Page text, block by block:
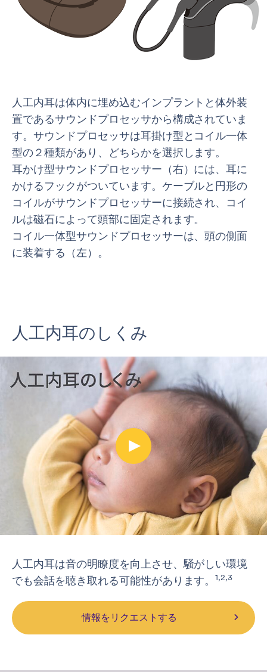
人工内耳は体内に埋め込むインプラントと体外装
置であるサウンドプロセッサから構成されていま
す。サウンドプロセッサは耳掛け型とコイル一体
型の２種類があり、どちらかを選択します。
耳かけ型サウンドプロセッサー（右）には、耳に
かけるフックがついています。ケーブルと円形の
コイルがサウンドプロセッサーに接続され、コイ
ルは磁石によって頭部に固定されます。
コイル一体型サウンドプロセッサーは、頭の側面
に装着する（左）。
人工内耳のしくみ
人工内耳は音の明瞭度を向上させ、騒がしい環境
でも会話を聴き取れる可能性があります。1,2,3
情報をリクエストする